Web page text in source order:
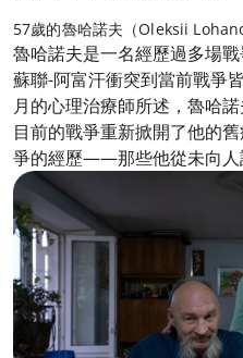
57歲的魯哈諾夫（Oleksii
魯哈諾夫是一名經歷過多場
蘇聯-阿富汗衝突到當前戰爭
月的心理治療師所述，魯哈
目前的戰爭重新掀開了他的
爭的經歷——那些他從未向人